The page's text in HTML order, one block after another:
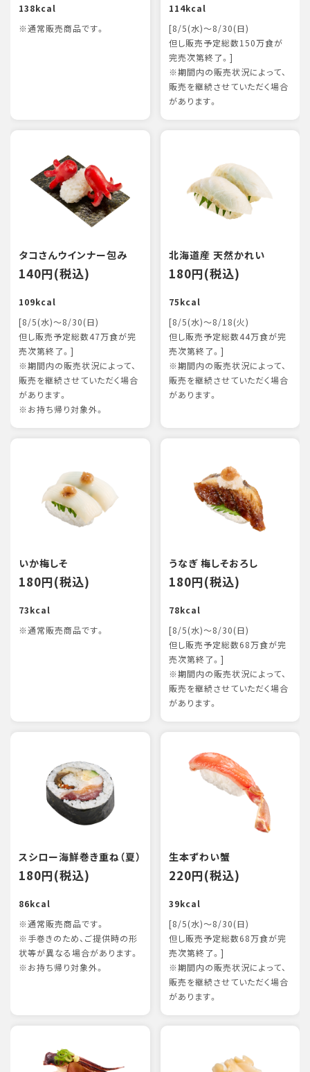
138kcal
※通常販売商品です。
114kcal
[8/5(水)～8/30(日)
但し販売予定総数150万食が
完売次第終了。]
※期間内の販売状況によって、
販売を継続させていただく場合
があります。
タコさんウインナー包み
140円(税込)
109kcal
[8/5(水)～8/30(日)
但し販売予定総数47万食が完
売次第終了。]
※期間内の販売状況によって、
販売を継続させていただく場合
があります。
※お持ち帰り対象外。
北海道産 天然かれい
180円(税込)
75kcal
[8/5(水)～8/18(火)
但し販売予定総数44万食が完
売次第終了。]
※期間内の販売状況によって、
販売を継続させていただく場合
があります。
いか梅しそ
180円(税込)
73kcal
※通常販売商品です。
うなぎ 梅しそおろし
180円(税込)
78kcal
[8/5(水)～8/30(日)
但し販売予定総数68万食が完
売次第終了。]
※期間内の販売状況によって、
販売を継続させていただく場合
があります。
スシロー海鮮巻き重ね（夏）
180円(税込)
86kcal
※通常販売商品です。
※手巻きのため、ご提供時の形
状等が異なる場合があります。
※お持ち帰り対象外。
生本ずわい蟹
220円(税込)
39kcal
[8/5(水)～8/30(日)
但し販売予定総数68万食が完
売次第終了。]
※期間内の販売状況によって、
販売を継続させていただく場合
があります。